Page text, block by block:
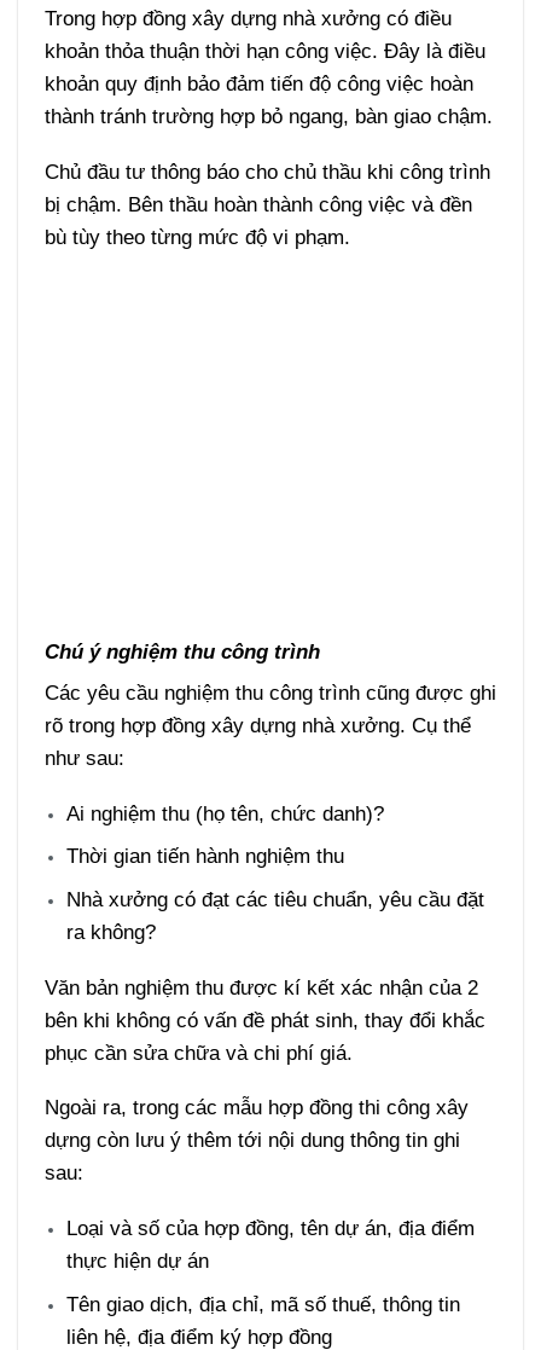
Trong hợp đồng xây dựng nhà xưởng có điều
khoản thỏa thuận thời hạn công việc. Đây là điều
khoản quy định bảo đảm tiến độ công việc hoàn
thành tránh trường hợp bỏ ngang, bàn giao chậm.
Chủ đầu tư thông báo cho chủ thầu khi công trình
bị chậm. Bên thầu hoàn thành công việc và đền
bù tùy theo từng mức độ vi phạm.
Chú ý nghiệm thu công trình
Các yêu cầu nghiệm thu công trình cũng được ghi
rõ trong hợp đồng xây dựng nhà xưởng. Cụ thể
như sau:
Ai nghiệm thu (họ tên, chức danh)?
Thời gian tiến hành nghiệm thu
Nhà xưởng có đạt các tiêu chuẩn, yêu cầu đặt
ra không?
Văn bản nghiệm thu được kí kết xác nhận của 2
bên khi không có vấn đề phát sinh, thay đổi khắc
phục cần sửa chữa và chi phí giá.
Ngoài ra, trong các mẫu hợp đồng thi công xây
dựng còn lưu ý thêm tới nội dung thông tin ghi
sau:
Loại và số của hợp đồng, tên dự án, địa điểm
thực hiện dự án
Tên giao dịch, địa chỉ, mã số thuế, thông tin
liên hệ, địa điểm ký hợp đồng